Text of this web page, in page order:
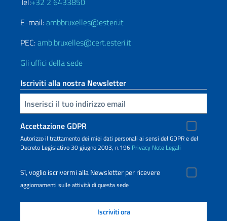
E-mail:ambbruxelles@esteri.it
PEC:amb.bruxelles@cert.esteri.it
Gli uffici della sede
Iscriviti alla nostra Newsletter
Inserisci la tua email
Accettazione GDPR
Autorizzo il trattamento dei miei dati personali ai sensi del GDPR e del
Decreto Legislativo 30 giugno 2003, n.196 Privacy Note Legali
Sì, voglio iscrivermi alla Newsletter per ricevere
aggiornamenti sulle attività di questa sede